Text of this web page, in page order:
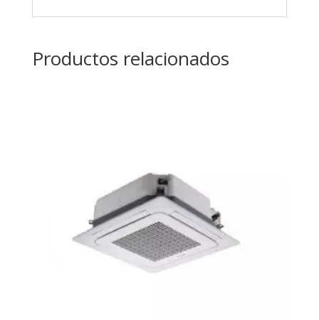
Productos relacionados